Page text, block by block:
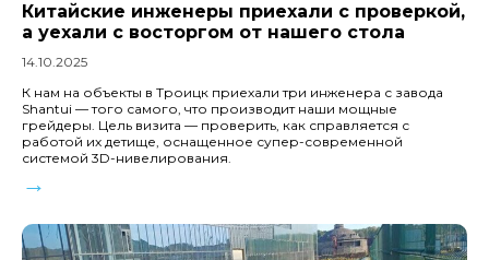
Китайские инженеры приехали с проверкой,
а уехали с восторгом от нашего стола
14.10.2025
К нам на объекты в Троицк приехали три инженера с завода
Shantui — того самого, что производит наши мощные
грейдеры. Цель визита — проверить, как справляется с
работой их детище, оснащенное супер-современной
системой 3D-нивелирования.
→